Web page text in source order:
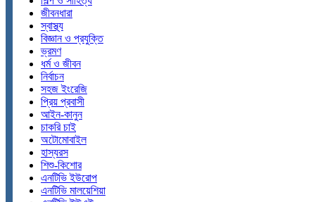
জীবনধারা
স্বাস্থ্য
বিজ্ঞান ও প্রযুক্তি
ভ্রমণ
ধর্ম ও জীবন
নির্বাচন
সহজ ইংরেজি
প্রিয় প্রবাসী
আইন-কানুন
চাকরি চাই
অটোমোবাইল
হাস্যরস
শিশু-কিশোর
এনটিভি ইউরোপ
এনটিভি মালয়েশিয়া